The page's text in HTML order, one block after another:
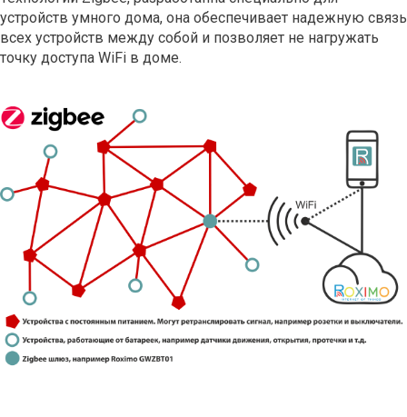
устройств умного дома, она обеспечивает надежную связь
всех устройств между собой и позволяет не нагружать
точку доступа WiFi в доме.